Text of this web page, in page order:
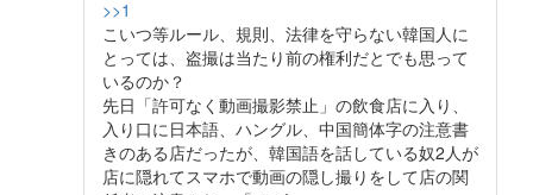
>>1
こいつ等ルール、規則、法律を守らない韓国人に
とっては、盗撮は当たり前の権利だとでも思って
いるのか？
先日「許可なく動画撮影禁止」の飲食店に入り、
入り口に日本語、ハングル、中国簡体字の注意書
きのある店だったが、韓国語を話している奴2人が
店に隠れてスマホで動画の隠し撮りをして店の関